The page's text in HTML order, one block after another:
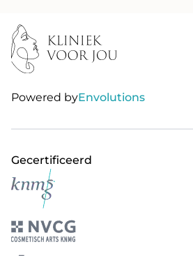
Powered byEnvolutions
Gecertificeerd